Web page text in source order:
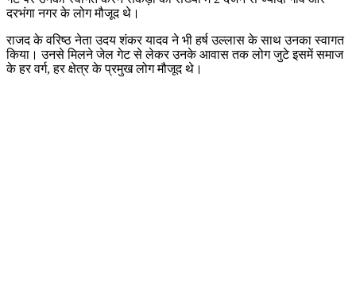
दरभंगा नगर के लोग मौजूद थे।
राजद के वरिष्ठ नेता उदय शंकर यादव ने भी हर्ष उल्लास के साथ उनका स्वागत
किया। उनसे मिलने जेल गेट से लेकर उनके आवास तक लोग जुटे इसमें समाज
के हर वर्ग, हर क्षेत्र के प्रमुख लोग मौजूद थे।